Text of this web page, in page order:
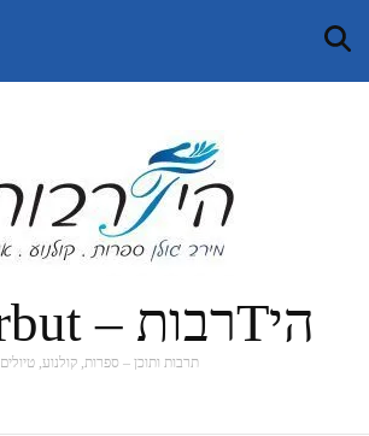
היTרבות – HiTarbut
תרבות ותוכן – ספרות, קולנוע, טיולים